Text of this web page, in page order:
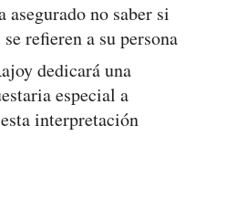
asegurado no saber si
refieren a su persona
dedicará una
especial a
interpretación